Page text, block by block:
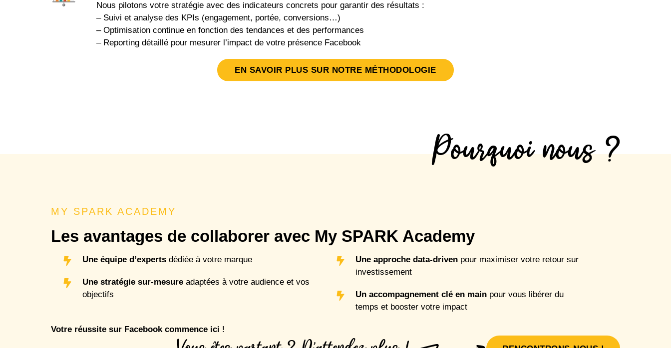
Nous pilotons votre stratégie avec des indicateurs concrets pour garantir des résultats :
– Suivi et analyse des KPIs (engagement, portée, conversions…)
– Optimisation continue en fonction des tendances et des performances
– Reporting détaillé pour mesurer l’impact de votre présence Facebook
EN SAVOIR PLUS SUR NOTRE MÉTHODOLOGIE
Pourquoi nous ?
MY SPARK ACADEMY
Les avantages de collaborer avec My SPARK Academy
Une équipe d’expertsdédiée à votre marque
Une stratégie sur-mesureadaptées à votre audience et vos
objectifs
Une approche data-driven pour maximiser votre retour sur
investissement
Un accompagnement clé en main pour vous libérer du
temps et booster votre impact
Votre réussite sur Facebook commence ici !